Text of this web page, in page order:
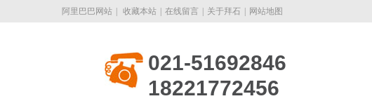
阿里巴巴网站 收藏本站 在线留言 关于拜石 网站地图
021-51692846
18221772456